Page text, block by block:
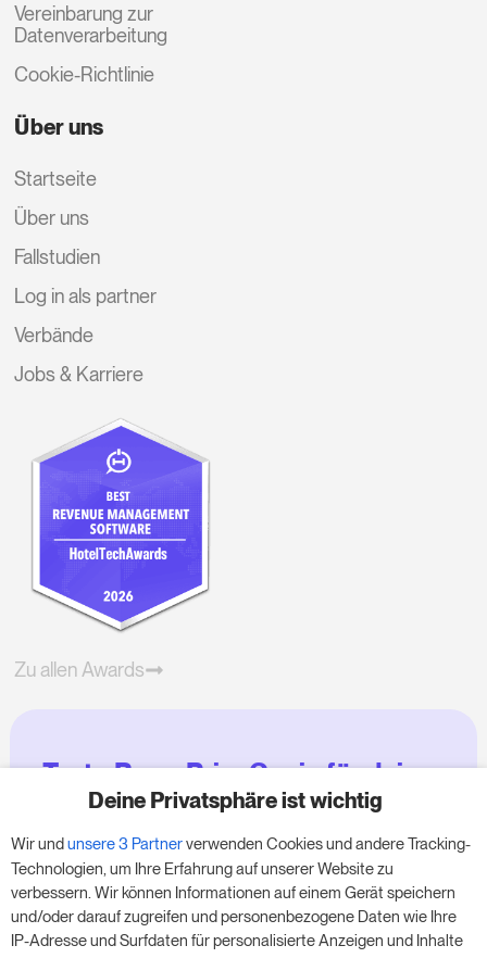
Vereinbarung zur
Datenverarbeitung
Cookie-Richtlinie
Über uns
Startseite
Über uns
Fallstudien
Log in als partner
Verbände
Jobs & Karriere
Zu allen Awards
Teste RoomPriceGenie für deine
Zimmer
Nutze unsere 14-tägige Testversion und steigere
deinen Umsatz jetzt – ganz ohne Verpflichtung.
Buche einen Termin, um deine kostenlose 14-
Deine Privatsphäre ist wichtig
Wir undunsere 3 Partnerverwenden Cookies und andere Tracking-
Technologien, um Ihre Erfahrung auf unserer Website zu
verbessern. Wir können Informationen auf einem Gerät speichern
und/oder darauf zugreifen und personenbezogene Daten wie Ihre
IP-Adresse und Surfdaten für personalisierte Anzeigen und Inhalte